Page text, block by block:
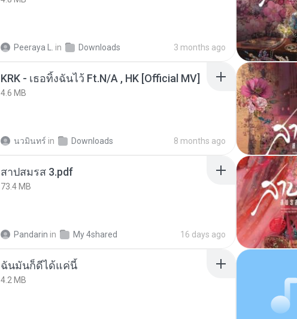
Peeraya L. in Downloads 3 months ago
KRK - เธอทิ้งฉันไว้ Ft.N/A , HK [Official MV]
4.6 MB
นวมินทร์ in Downloads 8 months ago
สาปสมรส 3.pdf
73.4 MB
Pandarin in My 4shared 16 days ago
ฉันมันก็ดีได้แค่นี้
4.2 MB